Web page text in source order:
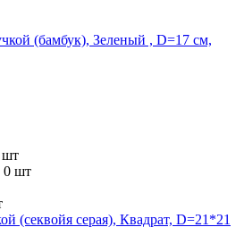
шт
0 шт
(секвойя серая), Квадрат, D=21*21